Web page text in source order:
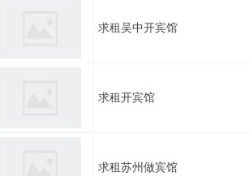
求租吴中开宾馆
求租开宾馆
求租苏州做宾馆